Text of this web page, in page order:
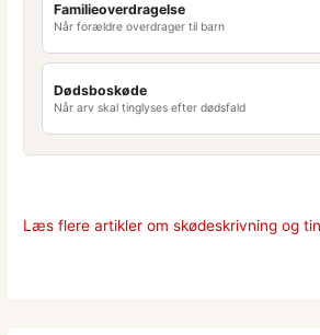
Familieoverdragelse
Når forældre overdrager til barn
Dødsboskøde
Når arv skal tinglyses efter dødsfald
Læs flere artikler om skødeskrivning og